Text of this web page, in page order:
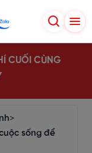
CUỐI CÙNG
>
sống để